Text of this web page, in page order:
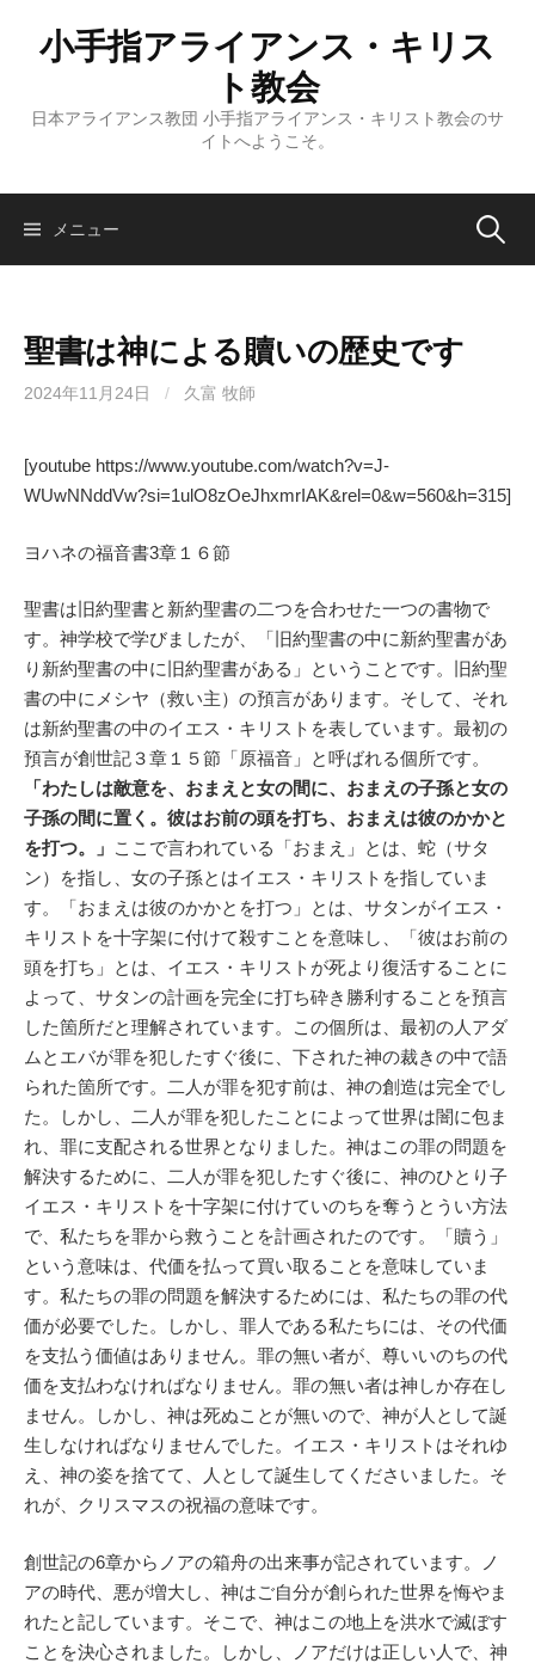
ス
小手指アライアンス・キリス
ト教会
日本アライアンス教団 小手指アライアンス・キリスト教会のサ
イトへようこそ。
メニュー 検
聖書は神による贖いの歴史です
2024年11月24日 / 久富 牧師
[youtube https://www.youtube.com/watch?v=J-
WUwNNddVw?si=1ulO8zOeJhxmrIAK&rel=0&w=560&h=315]
ヨハネの福音書3章１６節
聖書は旧約聖書と新約聖書の二つを合わせた一つの書物で
す。神学校で学びましたが、「旧約聖書の中に新約聖書があ
り新約聖書の中に旧約聖書がある」ということです。旧約聖
書の中にメシヤ（救い主）の預言があります。そして、それ
は新約聖書の中のイエス・キリストを表しています。最初の
預言が創世記３章１５節「原福音」と呼ばれる個所です。
「わたしは敵意を、おまえと女の間に、おまえの子孫と女の
子孫の間に置く。彼はお前の頭を打ち、おまえは彼のかかと
を打つ。」 ここで言われている「おまえ」とは、蛇（サタ
ン）を指し、女の子孫とはイエス・キリストを指していま
す。「おまえは彼のかかとを打つ」とは、サタンがイエス・
キリストを十字架に付けて殺すことを意味し、「彼はお前の
頭を打ち」とは、イエス・キリストが死より復活することに
よって、サタンの計画を完全に打ち砕き勝利することを預言
した箇所だと理解されています。この個所は、最初の人アダ
ムとエバが罪を犯したすぐ後に、下された神の裁きの中で語
られた箇所です。二人が罪を犯す前は、神の創造は完全でし
た。しかし、二人が罪を犯したことによって世界は闇に包ま
れ、罪に支配される世界となりました。神はこの罪の問題を
解決するために、二人が罪を犯したすぐ後に、神のひとり子
イエス・キリストを十字架に付けていのちを奪うとうい方法
で、私たちを罪から救うことを計画されたのです。「贖う」
という意味は、代価を払って買い取ることを意味していま
す。私たちの罪の問題を解決するためには、私たちの罪の代
価が必要でした。しかし、罪人である私たちには、その代価
を支払う価値はありません。罪の無い者が、尊いいのちの代
価を支払わなければなりません。罪の無い者は神しか存在し
ません。しかし、神は死ぬことが無いので、神が人として誕
生しなければなりませんでした。イエス・キリストはそれゆ
え、神の姿を捨てて、人として誕生してくださいました。そ
れが、クリスマスの祝福の意味です。
創世記の6章からノアの箱舟の出来事が記されています。ノ
アの時代、悪が増大し、神はご自分が創られた世界を悔やま
れたと記しています。そこで、神はこの地上を洪水で滅ぼす
ことを決心されました。しかし、ノアだけは正しい人で、神